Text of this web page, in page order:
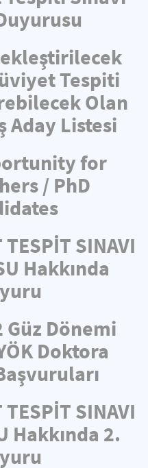
Tespiti
Olan
Aday Listesi
for
/ PhD
SINAVI
Hakkında
Güz Dönemi
Doktora
SINAVI
Hakkında 2.